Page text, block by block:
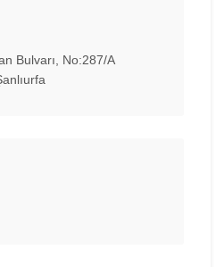
Bulvarı, No:287/A